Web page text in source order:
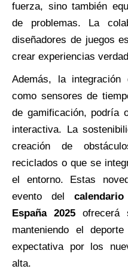
fuerza, sino también
de problemas. La
diseñadores de juegos
crear experiencias
Además, la integración
como sensores de
de gamificación, podría
interactiva. La
creación de
reciclados o que se
el entorno. Estas
evento del
España 2025ofrecerá
manteniendo el
expectativa por los
alta.